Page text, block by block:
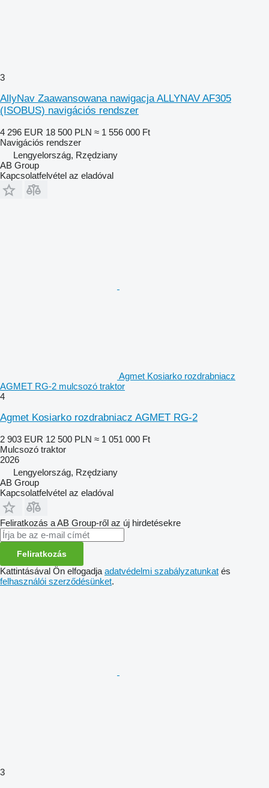
3
AllyNav Zaawansowana nawigacja ALLYNAV AF305
(ISOBUS) navigációs rendszer
4 296 EUR 18 500 PLN ≈ 1 556 000 Ft
Navigációs rendszer
Lengyelország, Rzędziany
AB Group
Kapcsolatfelvétel az eladóval
Agmet Kosiarko rozdrabniacz
AGMET RG-2 mulcsozó traktor
4
Agmet Kosiarko rozdrabniacz AGMET RG-2
2 903 EUR 12 500 PLN ≈ 1 051 000 Ft
Mulcsozó traktor
2026
Lengyelország, Rzędziany
AB Group
Kapcsolatfelvétel az eladóval
Feliratkozás a AB Group-ről az új hirdetésekre
Feliratkozás
Kattintásával Ön elfogadja adatvédelmi szabályzatunkat és
felhasználói szerződésünket.
3